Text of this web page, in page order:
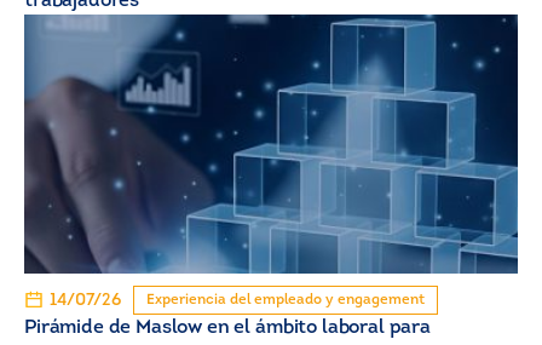
14/07/26 Experiencia del empleado y engagement
Pirámide de Maslow en el ámbito laboral para